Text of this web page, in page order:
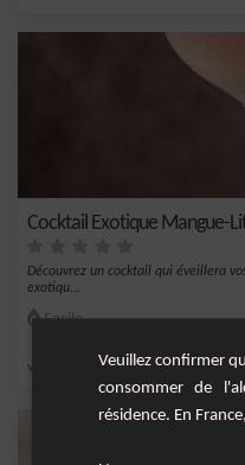
Cocktail Exotique Mangue-
Découvrez un cocktail qui éveillera
exotiqu...
Facile
vin rosé limonade,champagne,
Veuillez confirmer
consommer de
résidence. En